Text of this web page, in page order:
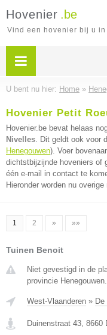
Hovenier .be
Vind een hovenier bij u in
U bent nu hier: Home »
Hovenier Petit
Hovenier.be bevat helaas
Nivelles. Dit geldt ook voor
Henegouwen). Voer
dichtstbijzijnde hoveniers of
één e-mail in contact te
Hieronder worden nu
1 2 » »»
Tuinen Benoit
Niet gevestigd in de
provincie Henegouwen.
West-Vlaanderen »
Duinenstraat 43, 8660